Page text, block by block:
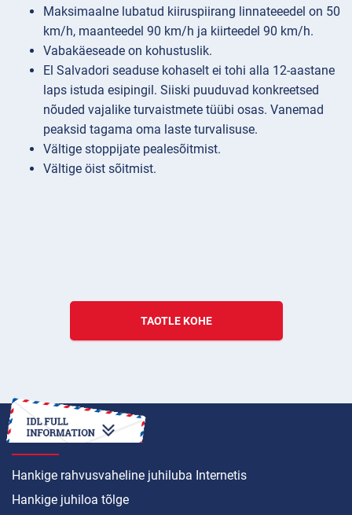
Maksimaalne lubatud kiiruspiirang linnateeedel on 50
km/h, maanteedel 90 km/h ja kiirteedel 90 km/h.
Vabakäeseade on kohustuslik.
El Salvadori seaduse kohaselt ei tohi alla 12-aastane
laps istuda esipingil. Siiski puuduvad konkreetsed
nõuded vajalike turvaistmete tüübi osas. Vanemad
peaksid tagama oma laste turvalisuse.
Vältige stoppijate pealesõitmist.
Vältige öist sõitmist.
TAOTLE KOHE
KUIDAS SEDA TEHA
Hankige rahvusvaheline juhiluba Internetis
Hankige juhiloa tõlge